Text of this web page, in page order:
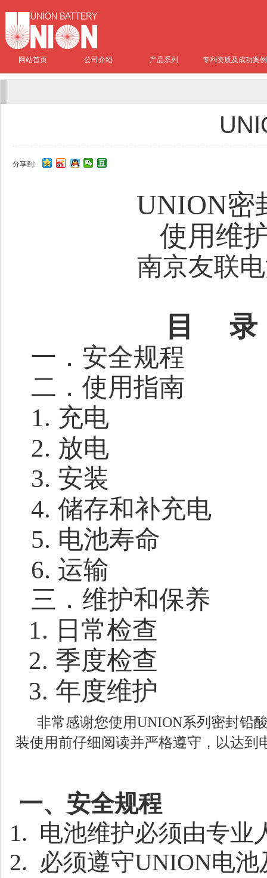
网站首页 公司介绍 产品系列 专利资质及成功案例
分享到:
UNION密
使用维
南京友联
目 录
一．安全规程
二．使用指南
1. 充电
2. 放电
3. 安装
4. 储存和补充电
5. 电池寿命
6. 运输
三．维护和保养
1. 日常检查
2. 季度检查
3. 年度维护
非常感谢您使用UNION系列密封铅
装使用前仔细阅读并严格遵守，以达
一、安全规程
1. 电池维护必须由专业
2. 必须遵守UNION电池